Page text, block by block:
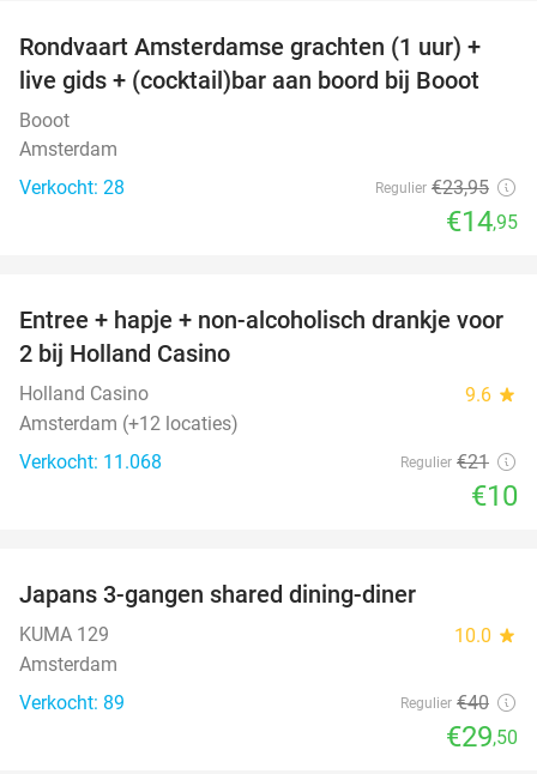
38%
Rondvaart Amsterdamse grachten (1 uur) +
live gids + (cocktail)bar aan boord bij Booot
Booot
Amsterdam
Verkocht: 28
Regulier €23,95
€14,95
52%
Entree + hapje + non-alcoholisch drankje voor
2 bij Holland Casino
Holland Casino 9.6 star
Amsterdam (+12 locaties)
Verkocht: 11.068
Regulier €21
€10
Japans 3-gangen shared dining-diner
KUMA 129 10.0 star
Amsterdam
Verkocht: 89
Regulier €40
€29,50